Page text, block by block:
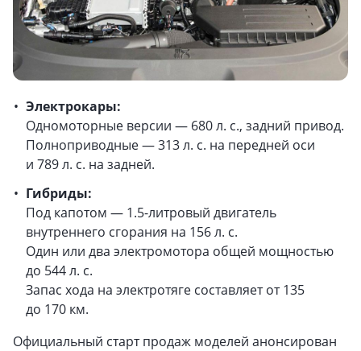
Электрокары:
Одномоторные версии — 680 л. с., задний привод.
Полноприводные — 313 л. с. на передней оси
и 789 л. с. на задней.
Гибриды:
Под капотом — 1.5-литровый двигатель
внутреннего сгорания на 156 л. с.
Один или два электромотора общей мощностью
до 544 л. с.
Запас хода на электротяге составляет от 135
до 170 км.
Официальный старт продаж моделей анонсирован